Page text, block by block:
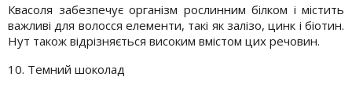
Квасоля забезпечує організм рослинним білком і містить
важливі для волосся елементи, такі як залізо, цинк і біотин.
Нут також відрізняється високим вмістом цих речовин.
10. Темний шоколад